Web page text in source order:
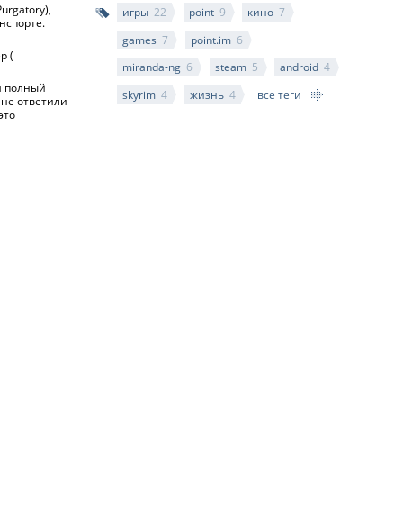
игры 22 point 9 кино 7
games 7 point.im 6
miranda-ng 6 steam 5 android 4
skyrim 4 жизнь 4 все теги
(
полный
ответили